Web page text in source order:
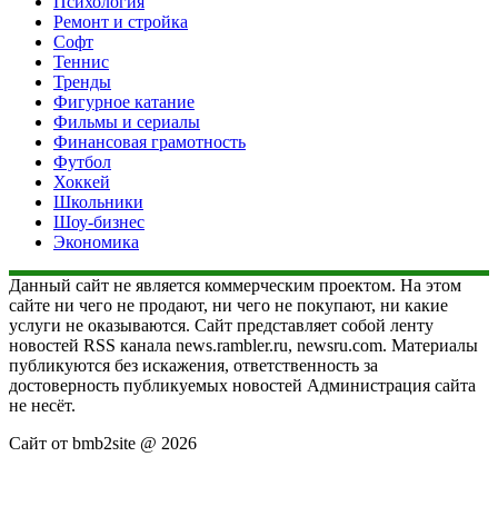
Ремонт и стройка
Софт
Теннис
Тренды
Фигурное катание
Фильмы и сериалы
Финансовая грамотность
Футбол
Хоккей
Школьники
Шоу-бизнес
Экономика
Данный сайт не является коммерческим проектом. На этом
сайте ни чего не продают, ни чего не покупают, ни какие
услуги не оказываются. Сайт представляет собой ленту
новостей RSS канала news.rambler.ru, newsru.com. Материалы
публикуются без искажения, ответственность за
достоверность публикуемых новостей Администрация сайта
не несёт.
Сайт от bmb2site @ 2026